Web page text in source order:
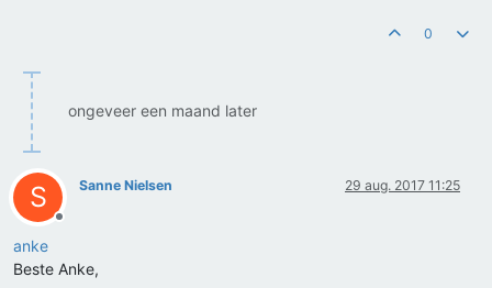
0
ongeveer een maand later
S
Offline
Sanne Nielsen 29 aug. 2017 11:25
anke
Beste Anke,